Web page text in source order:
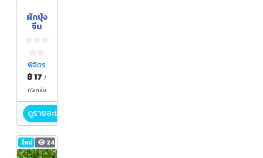
ผักบุ้ง
จีน
พิจิตร
฿ 17/
กิโลกรัม
ดูรายละเอียด
ใหม่ 24